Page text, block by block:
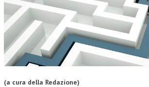
(a cura della Redazione)